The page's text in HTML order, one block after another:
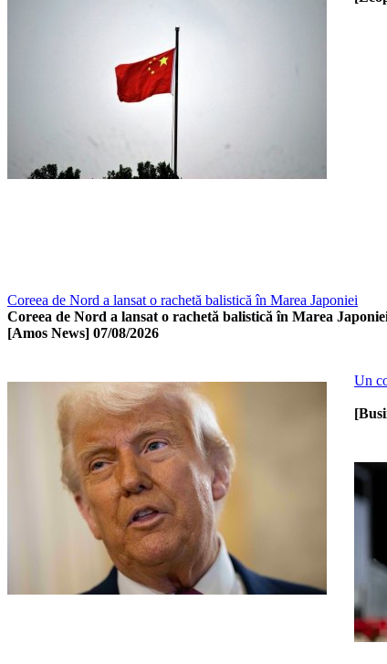
Coreea de Nord a lansat o rachetă balistică în Marea Japoniei
Coreea de Nord a lansat o rachetă balistică în Marea
[Amos News] 07/08/2026
Un